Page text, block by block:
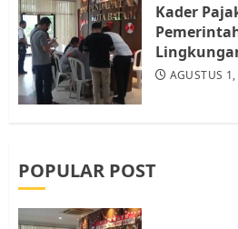
Kader
AGUSTUS
POPULAR POST
5
JULI 15,
1